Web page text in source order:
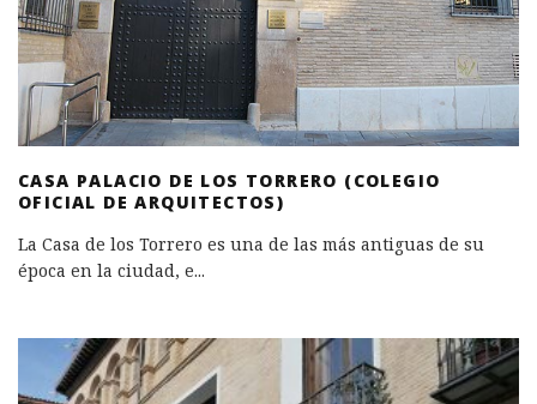
CASA PALACIO DE LOS TORRERO (COLEGIO
OFICIAL DE ARQUITECTOS)
La Casa de los Torrero es una de las más antiguas de su
época en la ciudad, e...